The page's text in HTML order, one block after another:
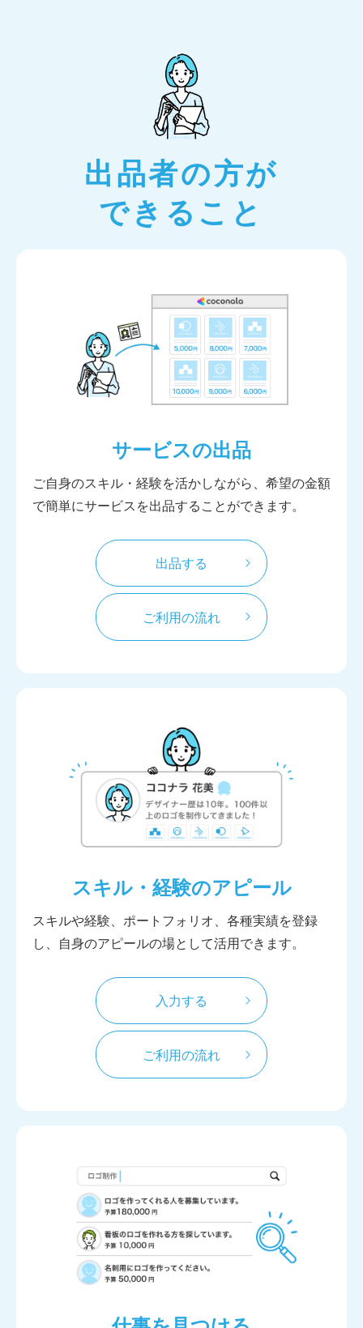
出品者の方が
できること
サービスの出品
ご自身のスキル・経験を活かしながら、希望の金額
で簡単にサービスを出品することができます。
出品する
ご利用の流れ
スキル・経験のアピール
スキルや経験、ポートフォリオ、各種実績を登録
し、自身のアピールの場として活用できます。
入力する
ご利用の流れ